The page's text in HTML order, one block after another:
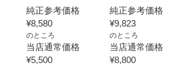
純正参考価格
¥8,580
のところ
当店通常価格
¥5,500
純正参考価格
¥9,823
のところ
当店通常価格
¥8,800